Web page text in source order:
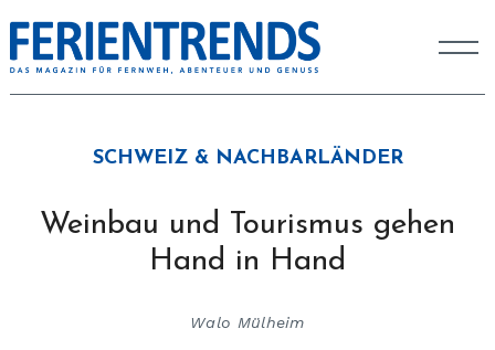
SCHWEIZ & NACHBARLÄNDER
Weinbau und Tourismus gehen
Hand in Hand
Walo Mülheim